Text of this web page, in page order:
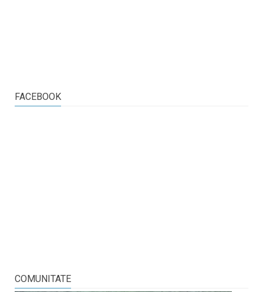
FACEBOOK
COMUNITATE